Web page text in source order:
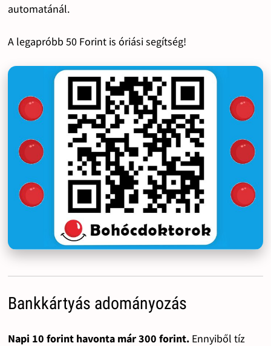
automatánál.
A legapróbb 50 Forint is óriási segítség!
Bankkártyás adományozás
Napi 10 forint havonta már 300 forint.Ennyiből tíz